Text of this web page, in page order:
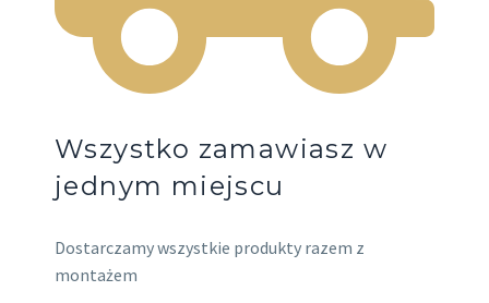
Wszystko zamawiasz w
jednym miejscu
Dostarczamy wszystkie produkty razem z
montażem